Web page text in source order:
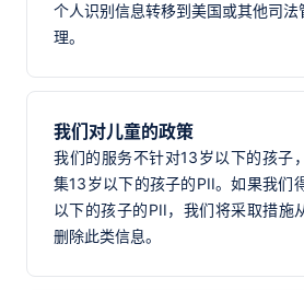
个人识别信息转移到美国或其他司法
理。
我们对儿童的政策
我们的服务不针对13岁以下的孩子
集13岁以下的孩子的PII。如果我们
以下的孩子的PII，我们将采取措施
删除此类信息。